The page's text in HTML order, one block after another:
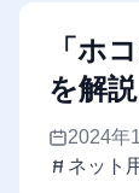
「ホ
を解説
2024年
ネット